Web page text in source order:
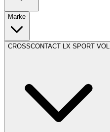
Marke
CROSSCONTACT LX SPORT VOL